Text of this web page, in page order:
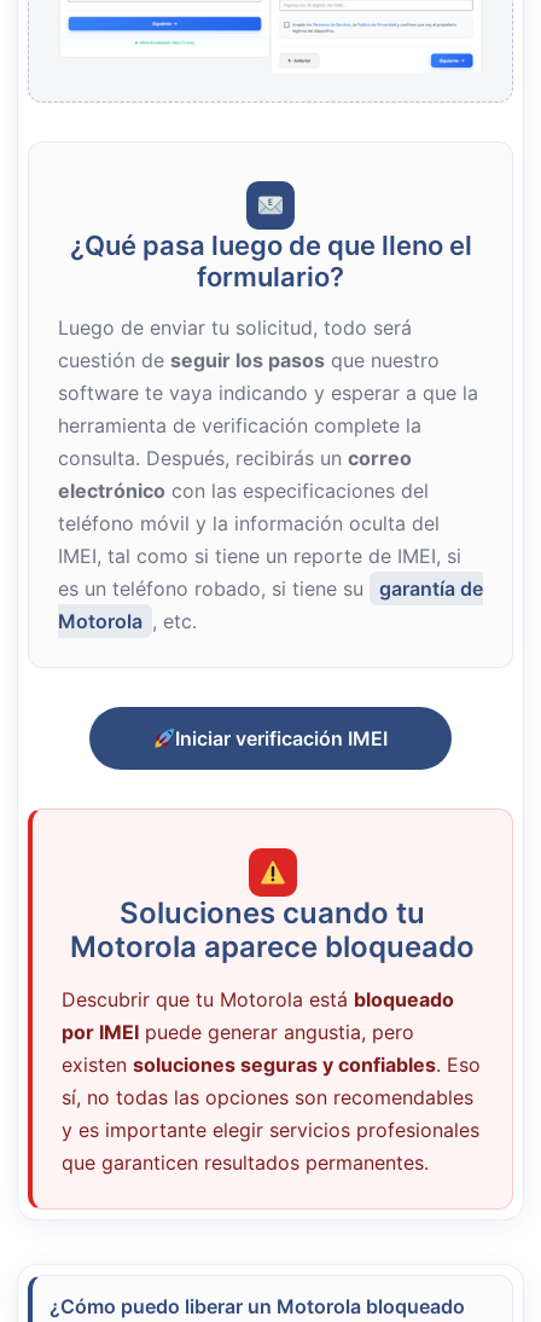
¿Qué pasa luego de que lleno el
formulario?
Luego de enviar tu solicitud, todo será
cuestión de seguir los pasos que nuestro
software te vaya indicando y esperar a que la
herramienta de verificación complete la
consulta. Después, recibirás un correo
electrónico con las especificaciones del
teléfono móvil y la información oculta del
IMEI, tal como si tiene un reporte de IMEI, si
es un teléfono robado, si tiene su
garantía de
Motorola , etc.
Iniciar verificación IMEI
Soluciones cuando tu
Motorola aparece bloqueado
Descubrir que tu Motorola está bloqueado
por IMEI puede generar angustia, pero
existen soluciones seguras y confiables. Eso
sí, no todas las opciones son recomendables
y es importante elegir servicios profesionales
que garanticen resultados permanentes.
¿Cómo puedo liberar un Motorola bloqueado